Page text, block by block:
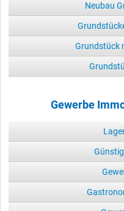
Neubau
Grundstück
Gewerbe